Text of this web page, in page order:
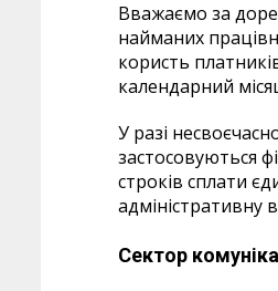
Вважаємо за
найманих
користь
календарний
У разі
застосовуються
строків сплати
адміністративну
Сектор